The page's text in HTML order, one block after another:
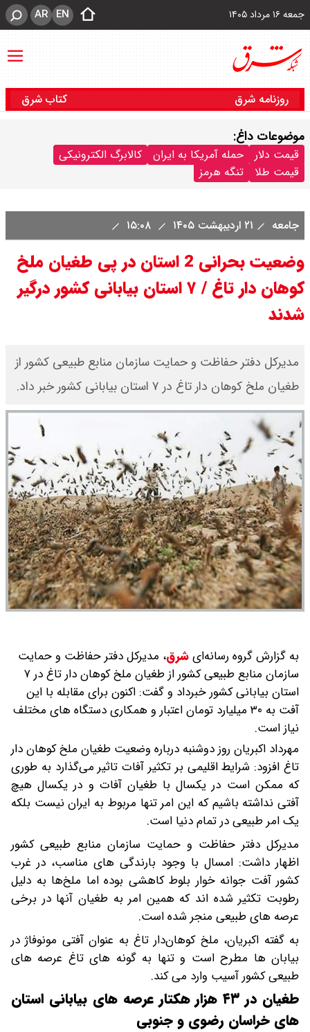
جمعه ۱۶ مرداد ۱۴۰۵ EN
AR
روزنامه شرق کتاب شرق
موضوعات داغ:
قیمت دلار حمله آمریکا به ایران
کالابرگ الکترونیکی
قیمت طلا
تنگه هرمز
جامعه ۲۱ اردیبهشت ۱۴۰۵
وضعیت بحرانی 2 استان در پی طغیان ملخ
کوهان دار تاغ / ۷ استان بیابانی کشور درگیر
شدند
مدیرکل دفتر حفاظت و حمایت سازمان منابع طبیعی کشور از
طغیان ملخ کوهان دار تاغ در ۷ استان بیابانی کشور خبر داد.
به گزارش گروه رسانه‌ایشرق، مدیرکل دفتر حفاظت و حمایت
سازمان منابع طبیعی کشور از طغیان ملخ کوهان دار تاغ در ۷
استان بیابانی کشور خبرداد و گفت: اکنون برای مقابله با این
آفت به ۳۰ میلیارد تومان اعتبار و همکاری دستگاه های مختلف
نیاز است.
مهرداد اکبریان روز دوشنبه درباره وضعیت طغیان ملخ کوهان دار
تاغ افزود: شرایط اقلیمی بر تکثیر آفات تاثیر می‌گذارد به طوری
که ممکن است در یکسال با طغیان آفات و در یکسال هیچ
آفتی نداشته باشیم که این امر تنها مربوط به ایران نیست بلکه
یک امر طبیعی در تمام دنیا است.
مدیرکل دفتر حفاظت و حمایت سازمان منابع طبیعی کشور
اظهار داشت: امسال با وجود بارندگی های مناسب، در غرب
کشور آفت جوانه خوار بلوط کاهشی بوده اما ملخ‌ها به دلیل
رطوبت تکثیر شده اند که همین امر به طغیان آنها در برخی
عرصه های طبیعی منجر شده است.
به گفته اکبریان، ملخ کوهان‌دار تاغ به عنوان آفتی مونوفاژ در
بیابان‌ ها مطرح است و تنها به گونه های تاغ عرصه های
طبیعی کشور آسیب وارد می کند.
طغیان در ۴۳ هزار هکتار عرصه های بیابانی استان
های خراسان رضوی و جنوبی